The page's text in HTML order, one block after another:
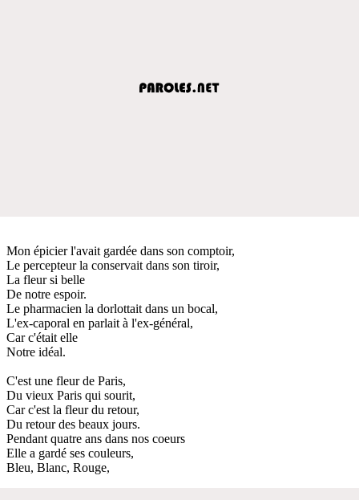
Mon épicier l'avait gardée dans son comptoir,
Le percepteur la conservait dans son tiroir,
La fleur si belle
De notre espoir.
Le pharmacien la dorlottait dans un bocal,
L'ex-caporal en parlait à l'ex-général,
Car c'était elle
Notre idéal.
C'est une fleur de Paris,
Du vieux Paris qui sourit,
Car c'est la fleur du retour,
Du retour des beaux jours.
Pendant quatre ans dans nos coeurs
Elle a gardé ses couleurs,
Bleu, Blanc, Rouge,